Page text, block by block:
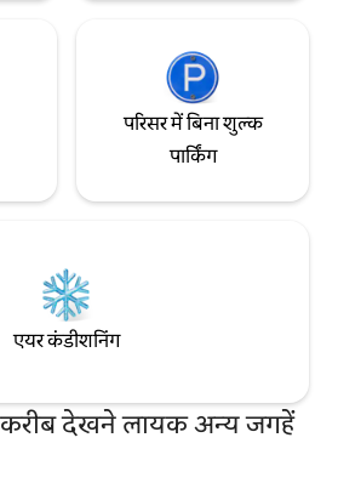
परिसर में बिना शुल्क
पार्किंग
एयर कंडीशनिंग
देखने लायक अन्य जगहें